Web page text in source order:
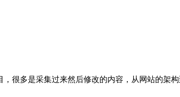
很多是采集过来然后修改的内容，从网站的架